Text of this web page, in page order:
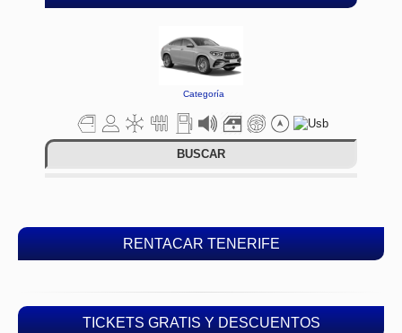
Categoría
BUSCAR
RENTACAR TENERIFE
TICKETS GRATIS Y DESCUENTOS